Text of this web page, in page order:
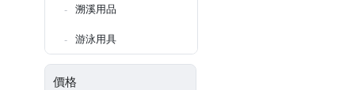
溯溪用品
游泳用具
價格